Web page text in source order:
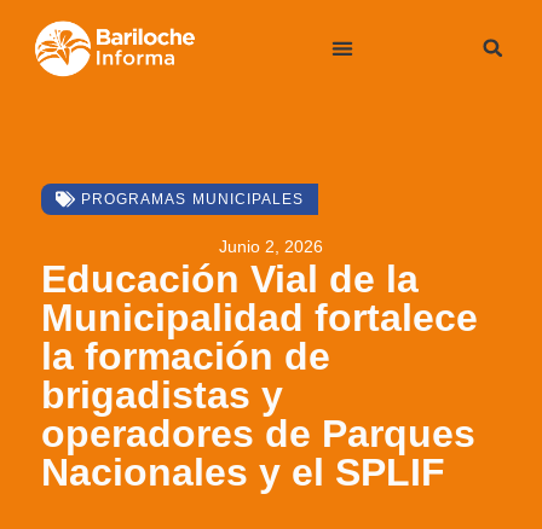
PROGRAMAS MUNICIPALES
Junio 2, 2026
Educación Vial de la
Municipalidad fortalece
la formación de
brigadistas y
operadores de Parques
Nacionales y el SPLIF